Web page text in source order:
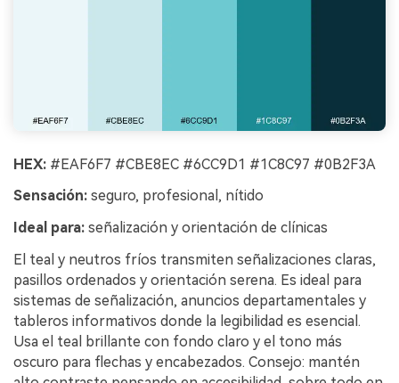
HEX: #EAF6F7 #CBE8EC #6CC9D1 #1C8C97 #0B2F3A
Sensación: seguro, profesional, nítido
Ideal para: señalización y orientación de clínicas
El teal y neutros fríos transmiten señalizaciones claras,
pasillos ordenados y orientación serena. Es ideal para
sistemas de señalización, anuncios departamentales y
tableros informativos donde la legibilidad es esencial.
Usa el teal brillante con fondo claro y el tono más
oscuro para flechas y encabezados. Consejo: mantén